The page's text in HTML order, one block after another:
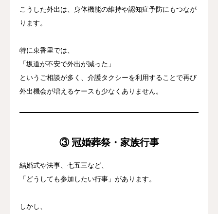
こうした外出は、身体機能の維持や認知症予防にもつなが
ります。
特に東香里では、
「坂道が不安で外出が減った」
というご相談が多く、介護タクシーを利用することで再び
外出機会が増えるケースも少なくありません。
③ 冠婚葬祭・家族行事
結婚式や法事、七五三など、
「どうしても参加したい行事」があります。
しかし、